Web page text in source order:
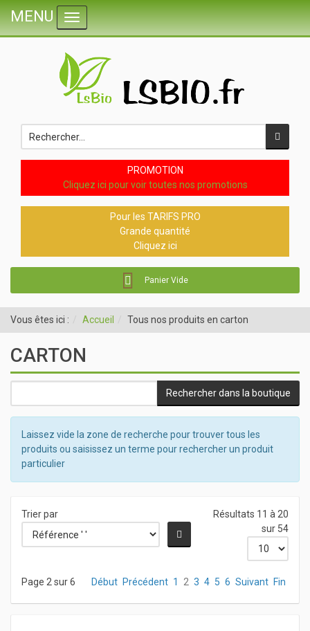
PROMOTION
Cliquez ici pour voir toutes nos promotions
Pour les TARIFS PRO
Grande quantité
Cliquez ici
Panier Vide
MENU Toggle navigation
Vous êtes ici : Accueil Tous nos produits en carton
CARTON
Laissez vide la zone de recherche pour trouver tous les
produits ou saisissez un terme pour rechercher un produit
particulier
Trier par
Résultats 11 à 20
sur 54
Début Précédent 1 2 3 4 5 6 Suivant Fin
Page 2 sur 6